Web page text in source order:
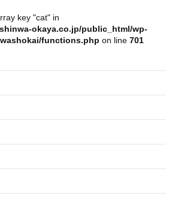
key "cat" in
okaya.co.jp/public_html/wp-
functions.php on line 701